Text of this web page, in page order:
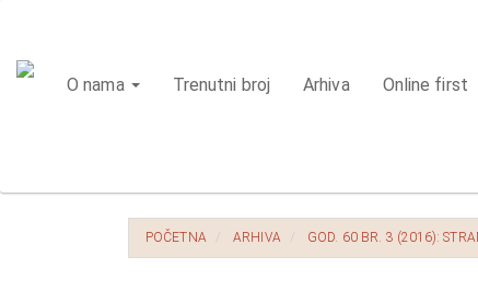
sadržaj
O nama Trenutni broj Arhiva Online first
POČETNA ARHIVA GOD. 60 BR. 3 (2016):